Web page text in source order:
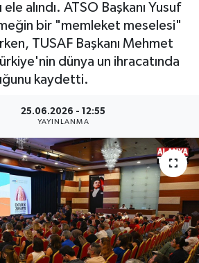
alındı. ATSO Başkanı Yusuf
bir "memleket meselesi"
TUSAF Başkanı Mehmet
dünya un ihracatında
kaydetti.
25.06.2026 - 12:55
YAYINLANMA